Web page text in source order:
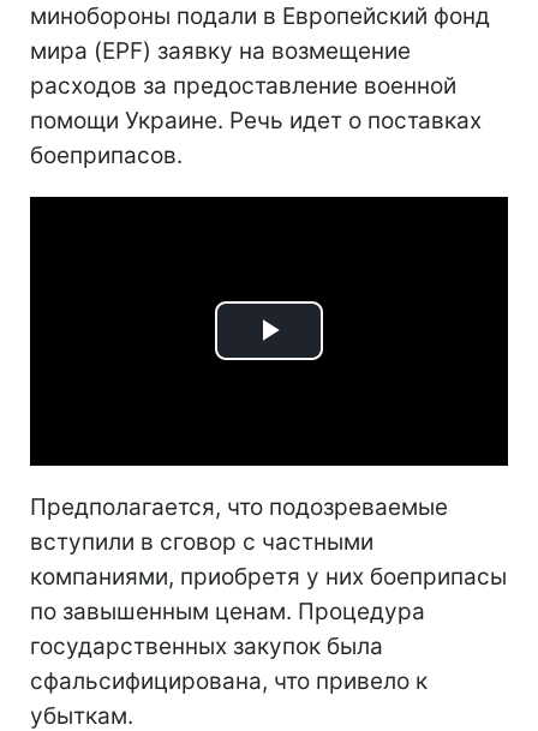
минобороны подали в Европейский фонд
мира (EPF) заявку на возмещение
расходов за предоставление военной
помощи Украине. Речь идет о поставках
боеприпасов.
Play
Предполагается, что подозреваемые
вступили в сговор с частными
компаниями, приобретя у них боеприпасы
по завышенным ценам. Процедура
государственных закупок была
сфальсифицирована, что привело к
убыткам.